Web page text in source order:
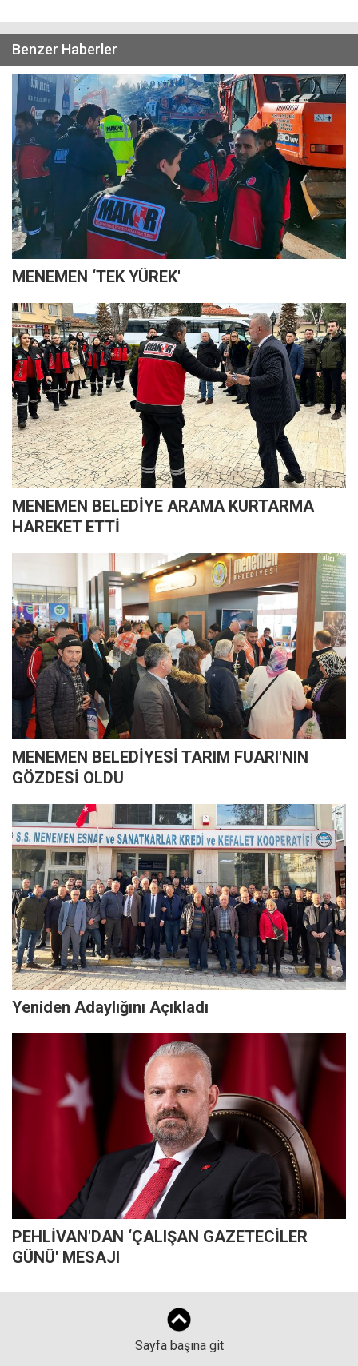
Benzer Haberler
MENEMEN ‘TEK YÜREK'
MENEMEN BELEDİYE ARAMA KURTARMA
HAREKET ETTİ
MENEMEN BELEDİYESİ TARIM FUARI'NIN
GÖZDESİ OLDU
Yeniden Adaylığını Açıkladı
PEHLİVAN'DAN ‘ÇALIŞAN GAZETECİLER
GÜNÜ' MESAJI
Sayfa başına git